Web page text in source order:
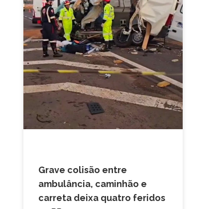
Grave colisão entre
ambulância, caminhão e
carreta deixa quatro feridos